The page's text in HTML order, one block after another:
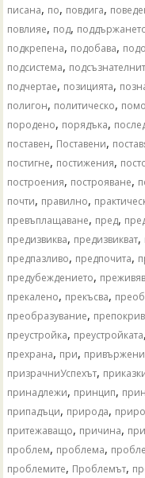
писана, по, повдига,
повлияе, под,
подкрепена, подобава,
подсистема,
подчертае, позицията,
полигон, политическо,
породено, порядъка,
поставен, Поставени,
постигне, постижения,
построения, построяване,
почти, правилно,
превъплащаване, пред,
предизвиква, предизвикват,
предпазливо, предпочита,
предубеждението,
прекалено, прекъсва,
преобразувание,
преустройка, преустройката,
прехрана, при,
призрачниУспехът,
принадлежи, принцип,
припадъци, природа,
притежаващо, причина,
проблем, проблема,
проблемите, Проблемът,